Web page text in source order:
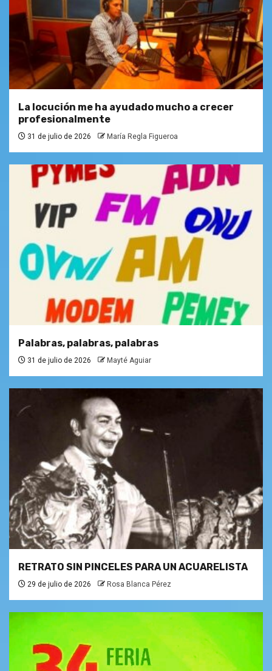
La locución me ha ayudado mucho a crecer
profesionalmente
31 de julio de 2026 María Regla Figueroa
Palabras, palabras, palabras
31 de julio de 2026 Mayté Aguiar
RETRATO SIN PINCELES PARA UN ACUARELISTA
29 de julio de 2026 Rosa Blanca Pérez